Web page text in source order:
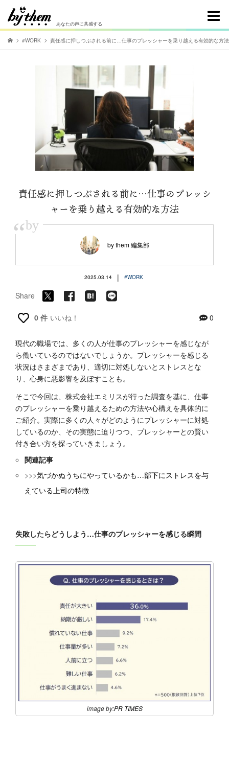
あなたの声に共感する
#WORK 責任感に押しつぶされる前に…仕事のプレッシャーを乗り越える有効的な方法
責任感に押しつぶされる前に…仕事のプレッシ
ャーを乗り越える有効的な方法
“by
by them 編集部
2025.03.14 | #WORK
Share
0 件 いいね！ 0
現代の職場では、多くの人が仕事のプレッシャーを感じなが
ら働いているのではないでしょうか。プレッシャーを感じる
状況はさまざまであり、適切に対処しないとストレスとな
り、心身に悪影響を及ぼすことも。
そこで今回は、株式会社エミリスが行った調査を基に、仕事
のプレッシャーを乗り越えるための方法や心構えを具体的に
ご紹介。実際に多くの人々がどのようにプレッシャーに対処
しているのか、その実態に迫りつつ、プレッシャーとの賢い
付き合い方を探っていきましょう。
関連記事
>>>気づかぬうちにやっているかも…部下にストレスを与
えている上司の特徴
失敗したらどうしよう…仕事のプレッシャーを感じる瞬間
image by:PR TIMES